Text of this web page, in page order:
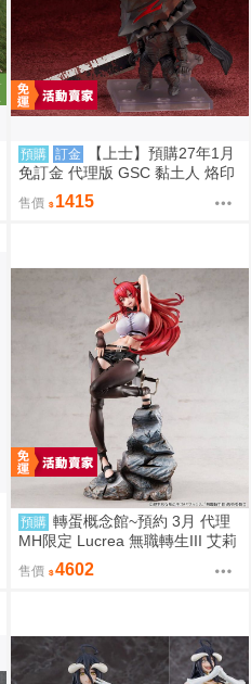
預購 訂金
【上士】預購27年1月
免訂金 代理版 GSC 黏土人 烙印
勇士 凱茲 狂戰士鎧甲Ver. BLOO
D EDITION
售價 1415
預購 轉蛋概念館~預約 3月 代理
MH限定 Lucrea 無職轉生III 艾莉
絲 高約27公分 超商付款免訂金
售價 4602